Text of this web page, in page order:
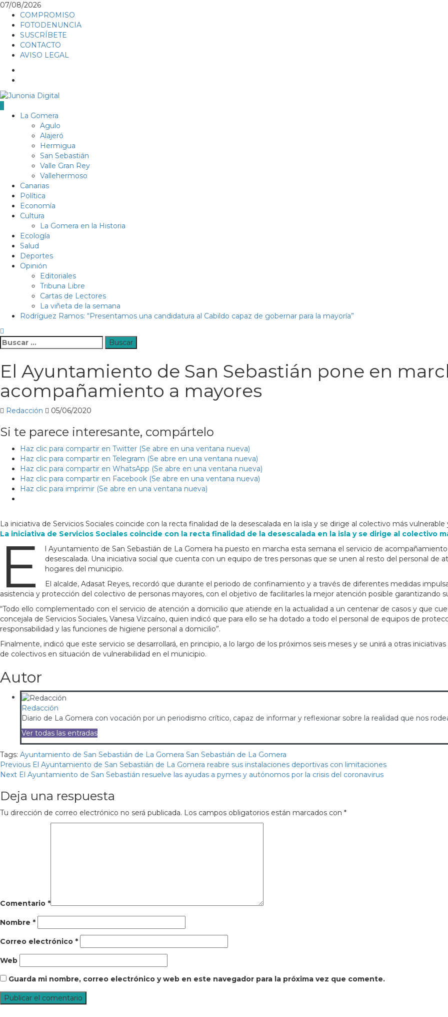
Skip
content
07/08/2026
COMPROMISO
FOTODENUNCIA
SUSCRÍBETE
CONTACTO
AVISO LEGAL
PrimaryLa Gomera
Agulo
Alajeró
Hermigua
San Sebastián
Valle Gran Rey
Vallehermoso
Canarias
Política
Economía
Cultura
La Gomera en la Historia
Ecología
Salud
Deportes
Opinión
Editoriales
Tribuna Libre
Cartas de Lectores
La viñeta de la semana
Rodríguez Ramos: “Presentamos una candidatura al Cabildo capaz de gobernar para la mayoría”
Buscar:
El Ayuntamiento de San Sebastián pone en
acompañamiento a mayores
Redacción 05/06/2020
Si te parece interesante, compártelo
Haz clic para compartir en Twitter (Se abre en una ventana nueva)
Haz clic para compartir en Telegram (Se abre en una ventana nueva)
Haz clic para compartir en WhatsApp (Se abre en una ventana nueva)
Haz clic para compartir en Facebook (Se abre en una ventana nueva)
Haz clic para imprimir (Se abre en una ventana nueva)
La iniciativa de Servicios Sociales coincide con la recta finalidad de la desescalada en la isla y se dirige al colectivo más
La iniciativa de Servicios Sociales coincide con la recta finalidad de la desescalada en la isla y se dirige al colectivo
E
l Ayuntamiento de San Sebastián de La Gomera ha puesto en marcha esta semana el servicio de
desescalada. Una iniciativa social que cuenta con un equipo de tres personas que se unen al resto del personal de
hogares del municipio.
El alcalde, Adasat Reyes, recordó que durante el periodo de confinamiento y a través de diferentes medidas
asistencia y protección del colectivo de personas mayores, con el objetivo de facilitarles la mejor atención posible garantizando
“Todo ello complementado con el servicio de atención a domicilio que atiende en la actualidad a un centenar de casos y que
concejala de Servicios Sociales, Vanesa Vizcaíno, quien indicó que para ello se ha dotado a todo el personal de equipos de
responsabilidad y las funciones de higiene personal a domicilio”.
Finalmente, indicó que este servicio se desarrollará, en principio, a lo largo de los próximos seis meses y se unirá a otras
de colectivos en situación de vulnerabilidad en el municipio.
Autor
Redacción
Diario de La Gomera con vocación por un periodismo crítico, capaz de informar y reflexionar sobre la realidad que nos
Ver todas las entradas
Tags: Ayuntamiento de San Sebastián de La Gomera San Sebastián de La Gomera
Continue
Reading
Previous El Ayuntamiento de San Sebastián de La Gomera reabre sus instalaciones deportivas con limitaciones
Next El Ayuntamiento de San Sebastián resuelve las ayudas a pymes y autónomos por la crisis del coronavirus
Deja una respuesta
Tu dirección de correo electrónico no será publicada. Los campos obligatorios están marcados con *
Comentario *
Nombre *
Correo electrónico *
Web
Guarda mi nombre, correo electrónico y web en este navegador para la próxima vez que comente.